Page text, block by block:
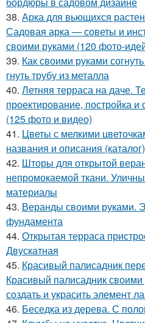
38. Арка для вьющихся
Садовая арка — советы и
своими руками (120 фото-
39. Как своими руками
гнуть трубу из металла
40. Летняя терраса на даче.
проектирование, постройка
(125 фото и видео)
41. Цветы с мелкими
названия и описания (каталог)
42. Шторы для открытой
непромокаемой ткани.
материалы
43. Веранды своими руками.
фундамента
44. Открытая терраса
Двускатная
45. Красивый палисадник
Красивый палисадник
создать и украсить элемент
46. Беседка из дерева. С